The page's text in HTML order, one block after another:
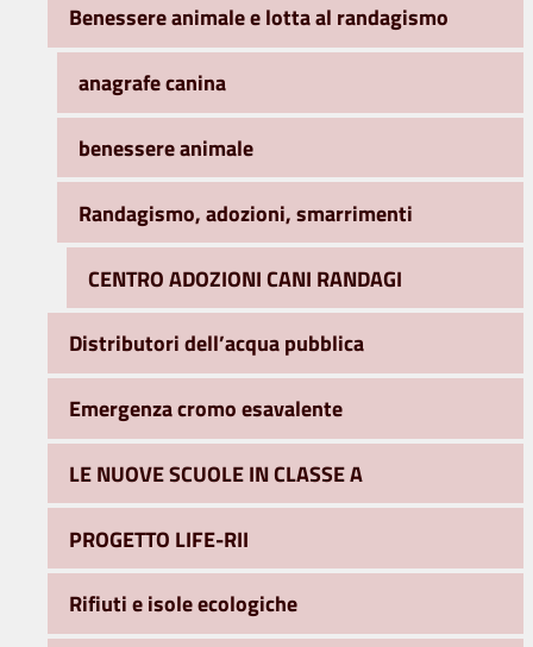
Benessere animale e lotta al randagismo
anagrafe canina
benessere animale
Randagismo, adozioni, smarrimenti
CENTRO ADOZIONI CANI RANDAGI
Distributori dell’acqua pubblica
Emergenza cromo esavalente
LE NUOVE SCUOLE IN CLASSE A
PROGETTO LIFE-RII
Rifiuti e isole ecologiche